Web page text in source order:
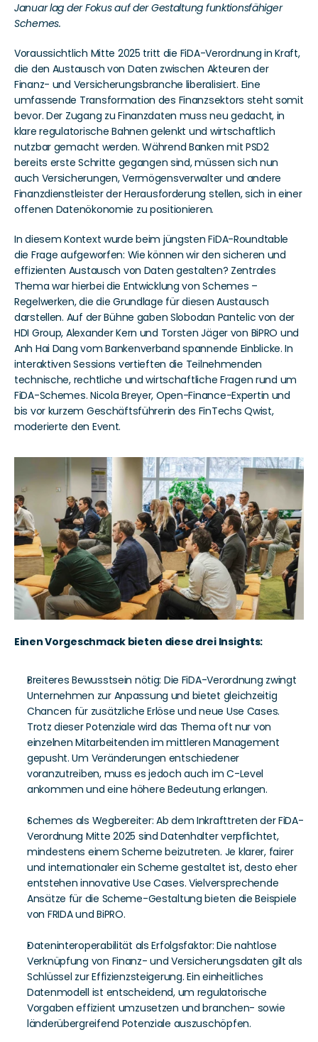
Januar lag der Fokus auf der Gestaltung funktionsfähiger
Schemes.
Voraussichtlich Mitte 2025 tritt die FiDA-Verordnung in Kraft,
die den Austausch von Daten zwischen Akteuren der
Finanz- und Versicherungsbranche liberalisiert. Eine
umfassende Transformation des Finanzsektors steht somit
bevor. Der Zugang zu Finanzdaten muss neu gedacht, in
klare regulatorische Bahnen gelenkt und wirtschaftlich
nutzbar gemacht werden. Während Banken mit PSD2
bereits erste Schritte gegangen sind, müssen sich nun
auch Versicherungen, Vermögensverwalter und andere
Finanzdienstleister der Herausforderung stellen, sich in einer
offenen Datenökonomie zu positionieren.
In diesem Kontext wurde beim jüngsten FiDA-Roundtable
die Frage aufgeworfen: Wie können wir den sicheren und
effizienten Austausch von Daten gestalten? Zentrales
Thema war hierbei die Entwicklung von Schemes –
Regelwerken, die die Grundlage für diesen Austausch
darstellen. Auf der Bühne gaben Slobodan Pantelic von der
HDI Group, Alexander Kern und Torsten Jäger von BiPRO und
Anh Hai Dang vom Bankenverband spannende Einblicke. In
interaktiven Sessions vertieften die Teilnehmenden
technische, rechtliche und wirtschaftliche Fragen rund um
FiDA-Schemes. Nicola Breyer, Open-Finance-Expertin und
bis vor kurzem Geschäftsführerin des FinTechs Qwist,
moderierte den Event.
Einen Vorgeschmack bieten diese drei Insights:
Breiteres Bewusstsein nötig: Die FiDA-Verordnung zwingt
Unternehmen zur Anpassung und bietet gleichzeitig
Chancen für zusätzliche Erlöse und neue Use Cases.
Trotz dieser Potenziale wird das Thema oft nur von
einzelnen Mitarbeitenden im mittleren Management
gepusht. Um Veränderungen entschiedener
voranzutreiben, muss es jedoch auch im C-Level
ankommen und eine höhere Bedeutung erlangen.
Schemes als Wegbereiter: Ab dem Inkrafttreten der FiDA-
Verordnung Mitte 2025 sind Datenhalter verpflichtet,
mindestens einem Scheme beizutreten. Je klarer, fairer
und internationaler ein Scheme gestaltet ist, desto eher
entstehen innovative Use Cases. Vielversprechende
Ansätze für die Scheme-Gestaltung bieten die Beispiele
von FRIDA und BiPRO.
Dateninteroperabilität als Erfolgsfaktor: Die nahtlose
Verknüpfung von Finanz- und Versicherungsdaten gilt als
Schlüssel zur Effizienzsteigerung. Ein einheitliches
Datenmodell ist entscheidend, um regulatorische
Vorgaben effizient umzusetzen und branchen- sowie
länderübergreifend Potenziale auszuschöpfen.